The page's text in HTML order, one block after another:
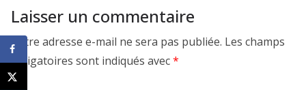
Laisser un commentaire
Votre adresse e-mail ne sera pas publiée. Les champs
obligatoires sont indiqués avec*